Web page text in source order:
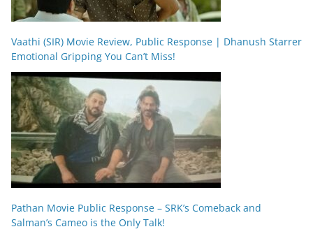
Vaathi (SIR) Movie Review, Public Response | Dhanush Starrer
Emotional Gripping You Can’t Miss!
Pathan Movie Public Response – SRK’s Comeback and
Salman’s Cameo is the Only Talk!